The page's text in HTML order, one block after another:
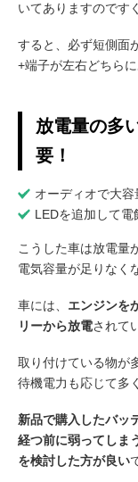
いてありますのです
すると、必ず短側面
+端子が左右どちら
放電量の多
要！
オーディオで大
LEDを追加して電
こうした車は放電量
電気容量が足りなく
車には、 エンジンを
リーから放電されて
取り付けている物が
待機電力も応じて多
新品で購入したバッ
経つ前に弱ってしま
を検討した方が良い